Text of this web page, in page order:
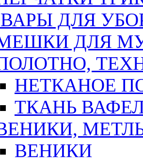
ДЛЯ
ДЛЯ
НЕТКАНОЕ
ТКАНЬ
ВЕНИКИ